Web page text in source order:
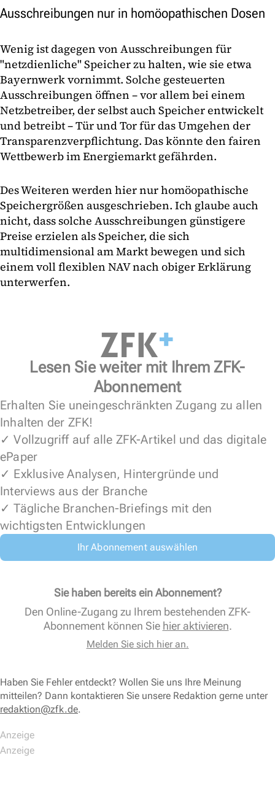
Ausschreibungen nur in homöopathischen Dosen
Wenig ist dagegen von Ausschreibungen für
"netzdienliche" Speicher zu halten, wie sie etwa
Bayernwerk vornimmt. Solche gesteuerten
Ausschreibungen öffnen – vor allem bei einem
Netzbetreiber, der selbst auch Speicher entwickelt
und betreibt – Tür und Tor für das Umgehen der
Transparenzverpflichtung. Das könnte den fairen
Wettbewerb im Energiemarkt gefährden.
Des Weiteren werden hier nur homöopathische
Speichergrößen ausgeschrieben. Ich glaube auch
nicht, dass solche Ausschreibungen günstigere
Preise erzielen als Speicher, die sich
multidimensional am Markt bewegen und sich
einem voll flexiblen NAV nach obiger Erklärung
unterwerfen.
Lesen Sie weiter mit Ihrem ZFK-
Abonnement
Erhalten Sie uneingeschränkten Zugang zu allen
Inhalten der ZFK!
✓ Vollzugriff auf alle ZFK-Artikel und das digitale
ePaper
✓ Exklusive Analysen, Hintergründe und
Interviews aus der Branche
✓ Tägliche Branchen-Briefings mit den
wichtigsten Entwicklungen
Ihr Abonnement auswählen
Sie haben bereits ein Abonnement?
Den Online-Zugang zu Ihrem bestehenden ZFK-
Abonnement können Sie hier aktivieren.
Melden Sie sich hier an.
Haben Sie Fehler entdeckt? Wollen Sie uns Ihre Meinung
mitteilen? Dann kontaktieren Sie unsere Redaktion gerne unter
redaktion@zfk.de.